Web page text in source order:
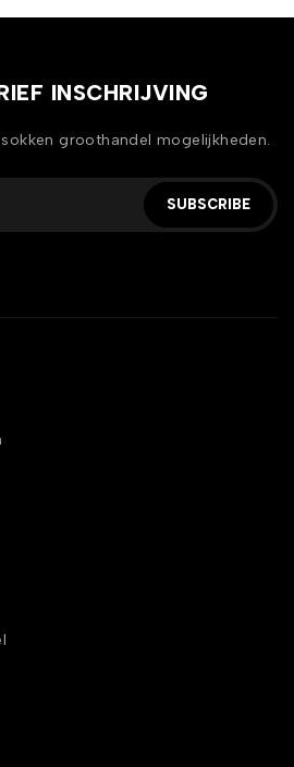
INSCHRIJVING
groothandel mogelijkheden.
SUBSCRIBE